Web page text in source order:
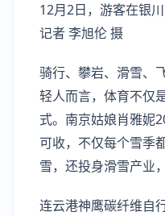
12月2日，游客在银
记者 李旭伦 摄
骑行、攀岩、滑雪、
轻人而言，体育不仅
式。南京姑娘肖雅妮
可收，不仅每个雪季
雪，还投身滑雪产业
连云港神鹰碳纤维自